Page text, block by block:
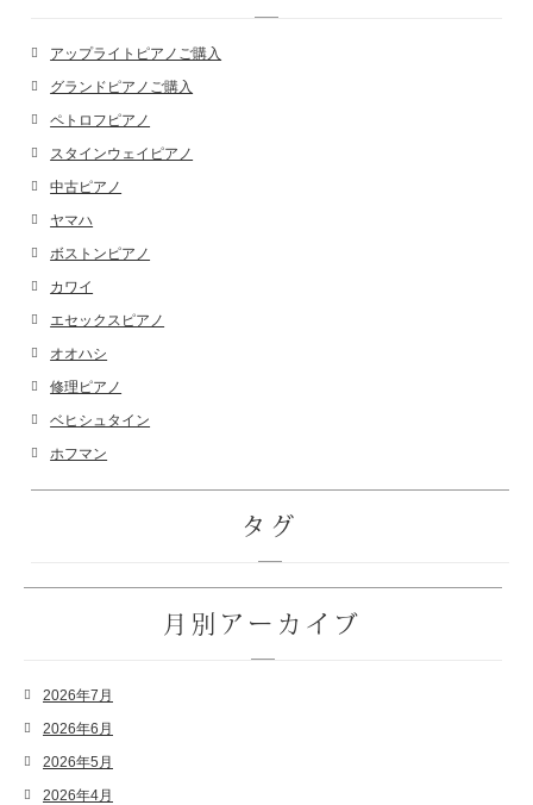
アップライトピアノご購入
グランドピアノご購入
ペトロフピアノ
スタインウェイピアノ
中古ピアノ
ヤマハ
ボストンピアノ
カワイ
エセックスピアノ
オオハシ
修理ピアノ
ベヒシュタイン
ホフマン
タグ
月別アーカイブ
2026年7月
2026年6月
2026年5月
2026年4月